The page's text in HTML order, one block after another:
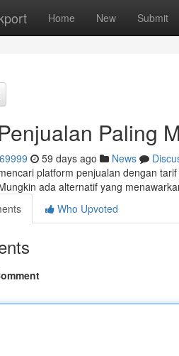
Home New Submit
Paling
59 days ago News
platform penjualan dengan
ada alternatif yang
Who Upvoted